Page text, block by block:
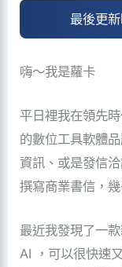
最後更
嗨～我是蘿卡
平日裡我在領先
的數位工具軟體
資訊、或是發信
撰寫商業書信，
最近我發現了一
AI ，可以很快速